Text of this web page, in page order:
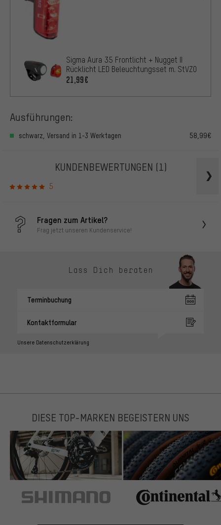
Sigma Aura 35 Frontlicht + Nugget II
Rücklicht LED Beleuchtungsset m. StVZO
21,99€
Ausführungen:
schwarz, Versand in 1-3 Werktagen 58,99€
KUNDENBEWERTUNGEN (1)
5
Fragen zum Artikel?
Frag jetzt unseren Kundenservice!
Lass Dich beraten
Terminbuchung
Kontaktformular
Unsere Datenschutzerklärung
DIESE TOP-MARKEN BEGEISTERN UNS